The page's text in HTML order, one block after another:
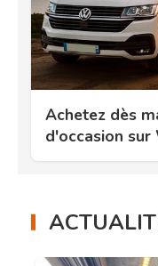
Achetez dès
d'occasion sur